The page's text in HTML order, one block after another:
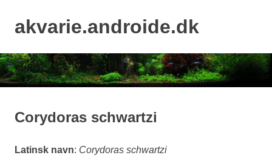
contentakvarie.androide.dk
Corydoras schwartzi
Latinsk navn: Corydoras schwartzi